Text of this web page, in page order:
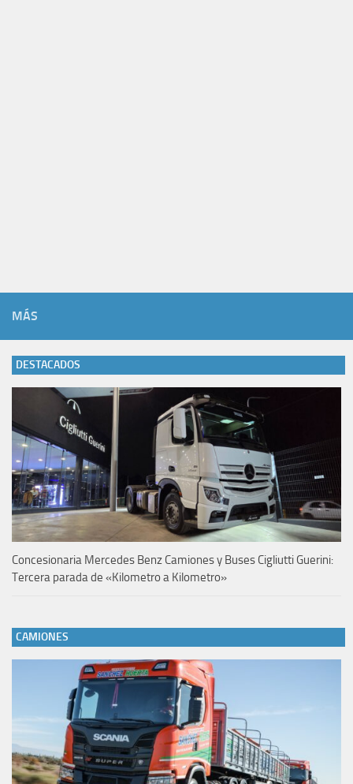
MÁS
DESTACADOS
Concesionaria Mercedes Benz Camiones y Buses Cigliutti Guerini:
Tercera parada de «Kilometro a Kilometro»
CAMIONES